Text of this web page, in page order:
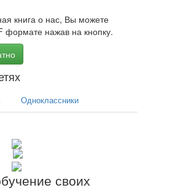
книга о нас, Вы можете
формате нажав на кнопку.
Одноклассники
своих